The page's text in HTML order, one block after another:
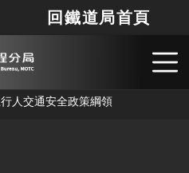
回鐵道局首頁
行人交通安全政策綱領